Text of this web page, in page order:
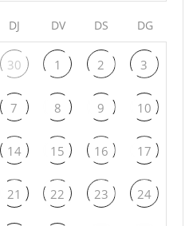
DJ DV DS DG
30 1 2 3
7 8 9 10
14 15 16 17
21 22 23 24